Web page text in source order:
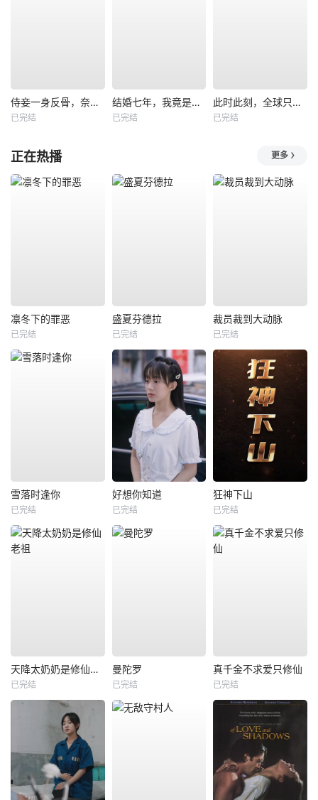
侍妾一身反骨，奈何侯爷只宠长公主
已完结
结婚七年，我竟是老公小青梅的替身
已完结
此时此刻，全球只有我知道未来
已完结
正在热播 更多
凛冬下的罪恶
已完结
盛夏芬德拉
已完结
裁员裁到大动脉
已完结
雪落时逢你
已完结
好想你知道
已完结
狂神下山
已完结
天降太奶奶是修仙老祖
已完结
曼陀罗
已完结
真千金不求爱只修仙
已完结